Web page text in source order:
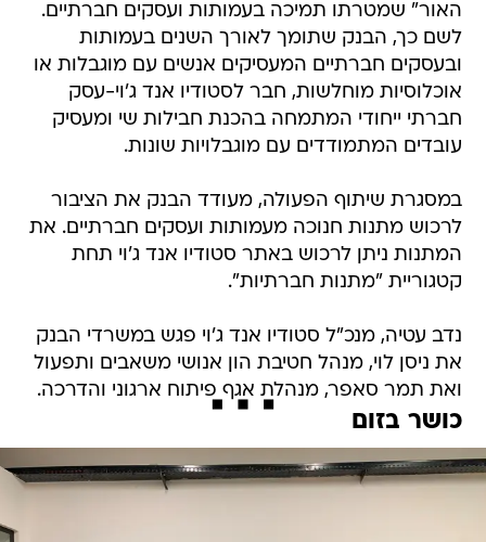
האור" שמטרתו תמיכה בעמותות ועסקים חברתיים.
לשם כך, הבנק שתומך לאורך השנים בעמותות
ובעסקים חברתיים המעסיקים אנשים עם מוגבלות או
אוכלוסיות מוחלשות, חבר לסטודיו אנד ג'וי-עסק
חברתי ייחודי המתמחה בהכנת חבילות שי ומעסיק
עובדים המתמודדים עם מוגבלויות שונות.
במסגרת שיתוף הפעולה, מעודד הבנק את הציבור
לרכוש מתנות חנוכה מעמותות ועסקים חברתיים. את
המתנות ניתן לרכוש באתר סטודיו אנד ג'וי תחת
קטגוריית "מתנות חברתיות".
נדב עטיה, מנכ"ל סטודיו אנד ג'וי פגש במשרדי הבנק
את ניסן לוי, מנהל חטיבת הון אנושי משאבים ותפעול
ואת תמר סאפר, מנהלת אגף פיתוח ארגוני והדרכה.
כושר בזום